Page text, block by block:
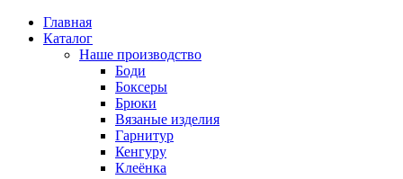
Главная
Каталог
Наше производство
Боди
Боксеры
Брюки
Вязаные изделия
Гарнитур
Кенгуру
Клеёнка